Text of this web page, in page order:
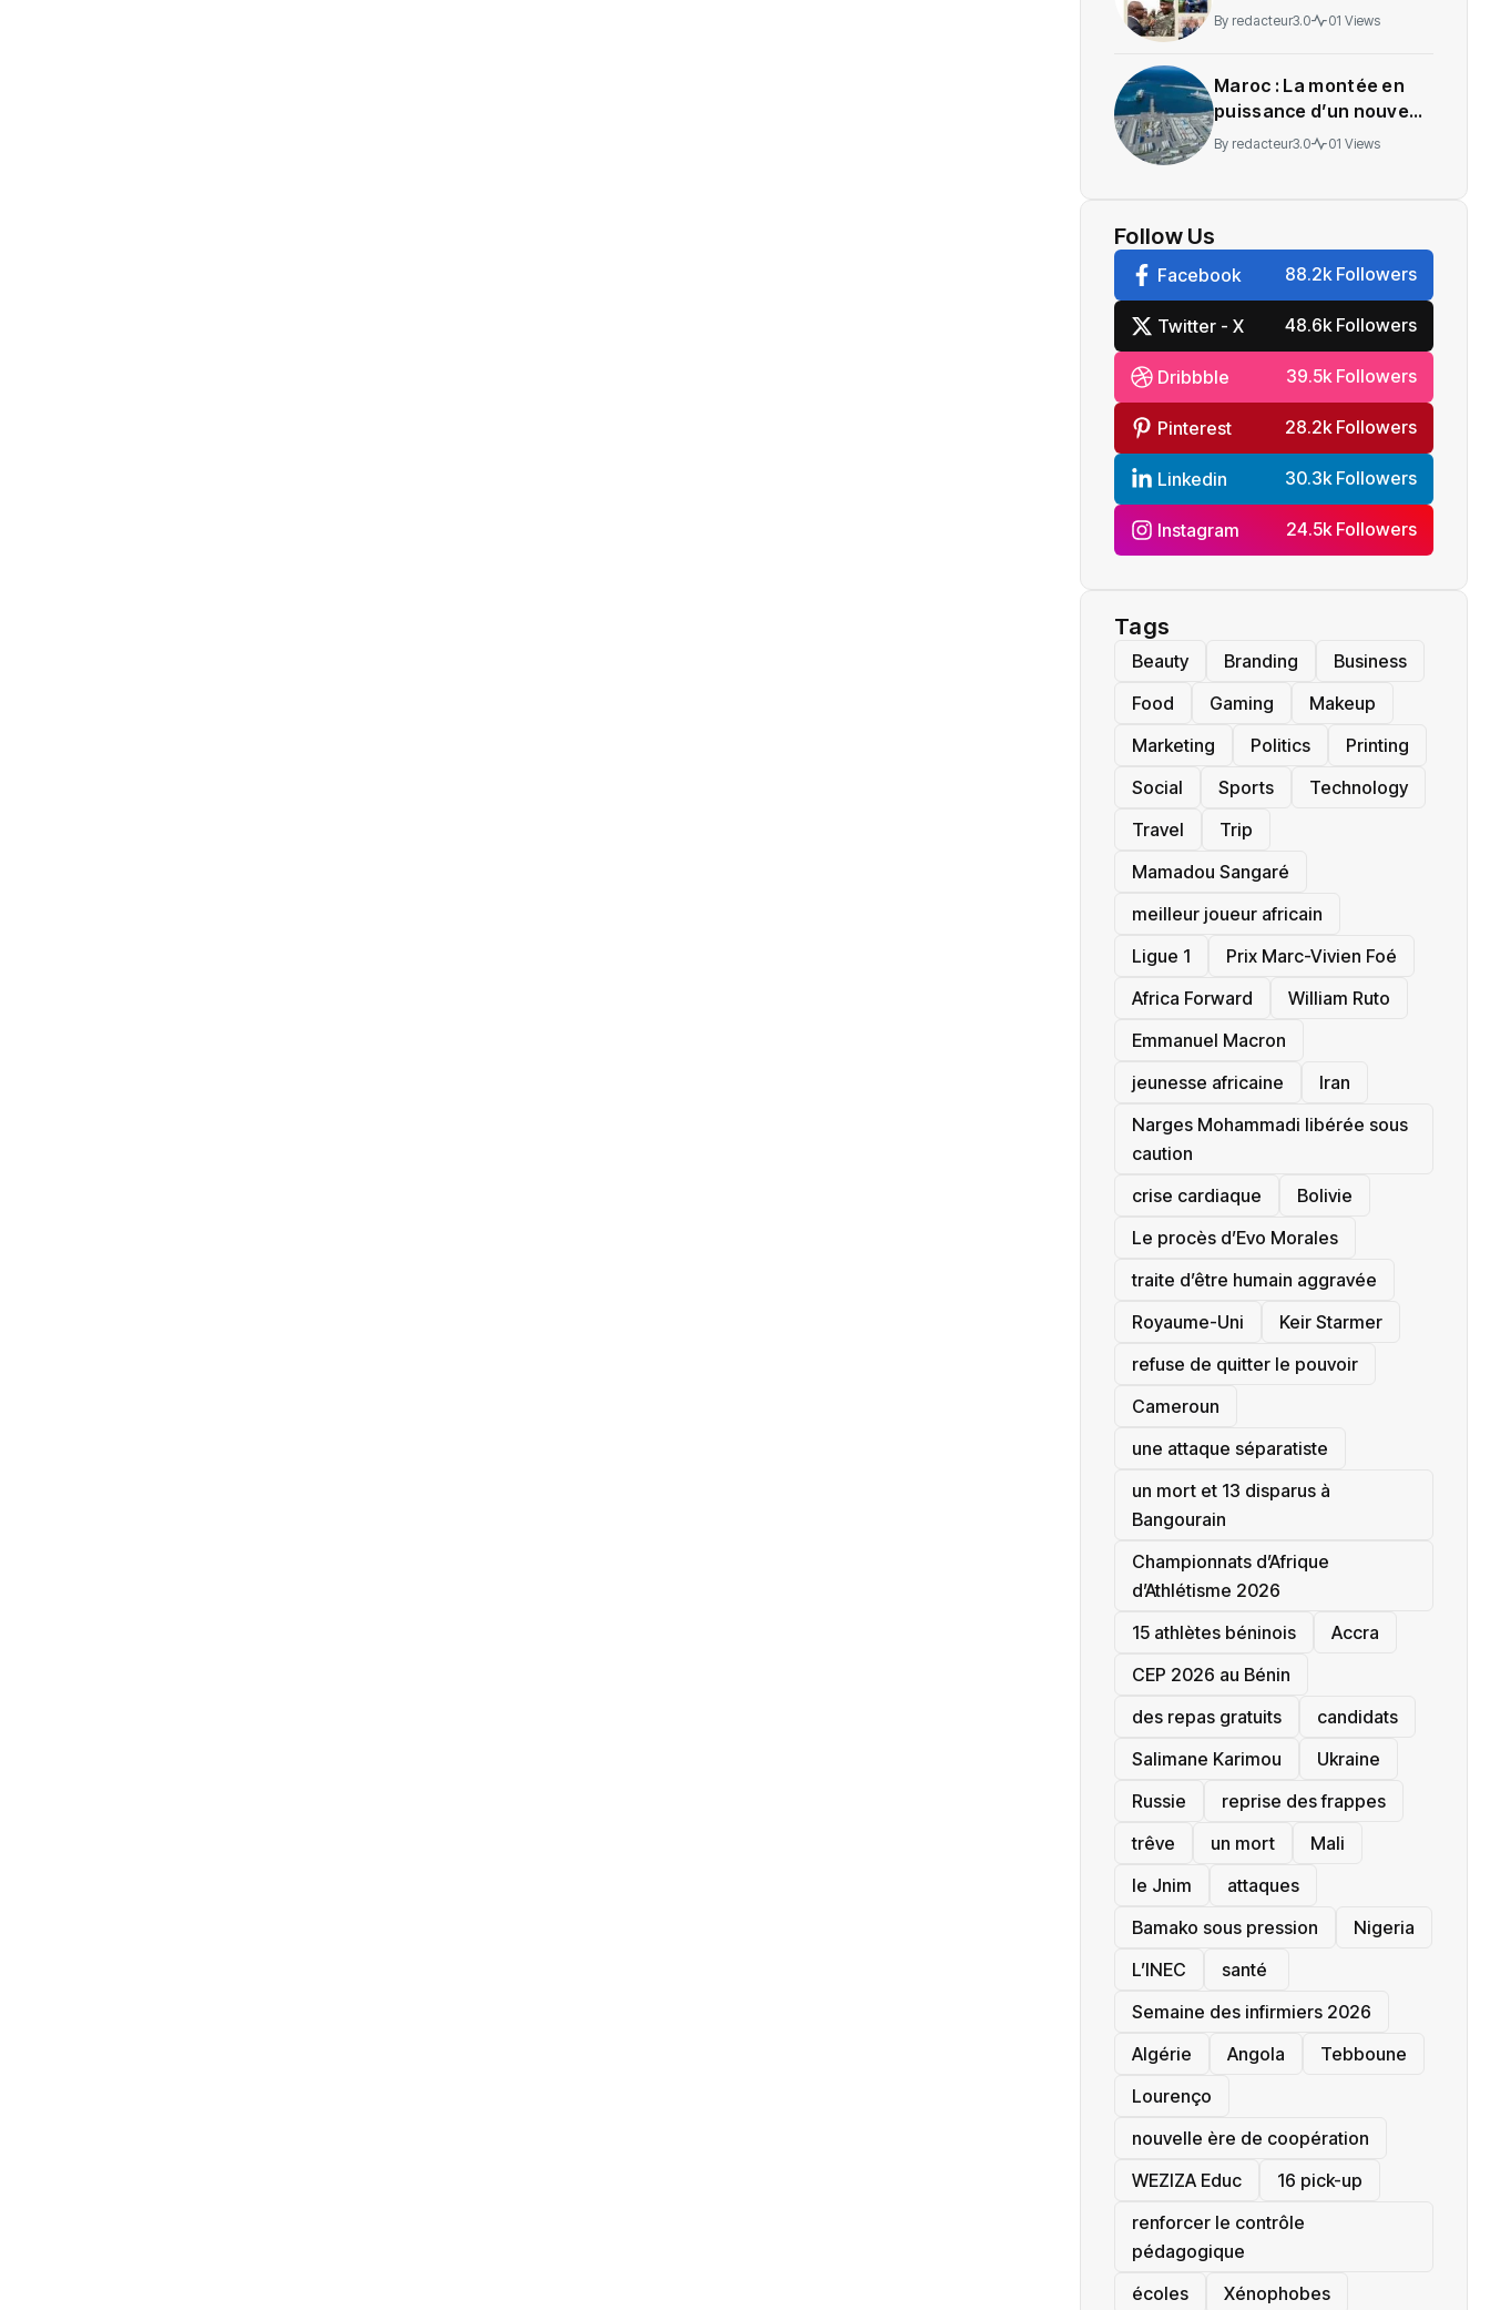
message de Wadagni
By redacteur3.0 01 Views
Maroc : La montée en
puissance d’un nouveau
centre névralgique de
By redacteur3.0 01 Views
Follow Us
Facebook 88.2k Followers
Twitter - X 48.6k Followers
Dribbble 39.5k Followers
Pinterest 28.2k Followers
Linkedin 30.3k Followers
Instagram 24.5k Followers
Tags
Beauty Branding
Business
Food
Gaming
Makeup
Marketing
Politics
Printing
Social
Sports
Technology
Travel
Trip
Mamadou Sangaré
meilleur joueur africain
Ligue 1
Prix Marc-Vivien Foé
‎Africa Forward
William Ruto
Emmanuel Macron
jeunesse africaine
‎Iran
Narges Mohammadi libérée sous
caution
crise cardiaque
‎Bolivie
Le procès d’Evo Morales
traite d’être humain aggravée
‎Royaume-Uni
Keir Starmer
refuse de quitter le pouvoir
‎Cameroun
une attaque séparatiste
un mort et 13 disparus à
Bangourain
‎Championnats d’Afrique
d’Athlétisme 2026
15 athlètes béninois
Accra
‎CEP 2026 au Bénin
des repas gratuits
candidats
Salimane Karimou
Ukraine
Russie
reprise des frappes
trêve
un mort
Mali
le Jnim
attaques
Bamako sous pression
‎Nigeria
L’INEC
santé ‎
Semaine des infirmiers 2026
‎Algérie
Angola
Tebboune
Lourenço
nouvelle ère de coopération
‎WEZIZA Educ
16 pick-up
renforcer le contrôle
pédagogique
écoles
‎Xénophobes